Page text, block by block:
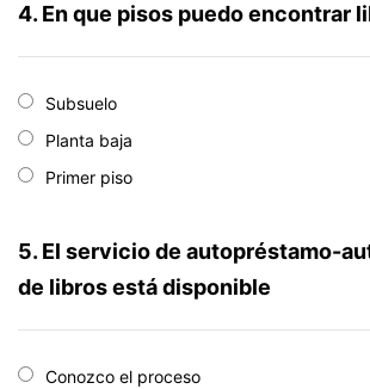
4. En que pisos puedo encontrar
Subsuelo
Planta baja
Primer piso
5. El servicio de autopréstamo-
de libros está disponible
Conozco el proceso